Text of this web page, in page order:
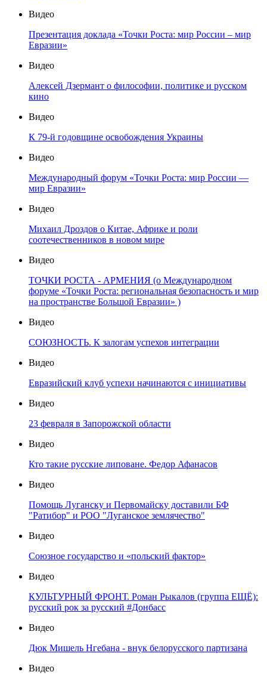
Видео
Презентация доклада «Точки Роста: мир России – мир
Евразии»
Видео
Алексей Дзермант о философии, политике и русском
кино
Видео
К 79-й годовщине освобождения Украины
Видео
Международный форум «Точки Роста: мир России —
мир Евразии»
Видео
Михаил Дроздов о Китае, Африке и роли
соотечественников в новом мире
Видео
ТОЧКИ РОСТА - АРМЕНИЯ (о Международном
форуме «Точки Роста: региональная безопасность и мир
на пространстве Большой Евразии» )
Видео
СОЮЗНОСТЬ. К залогам успехов интеграции
Видео
Евразийский клуб успехи начинаются с инициативы
Видео
23 февраля в Запорожской области
Видео
Кто такие русские липоване. Федор Афанасов
Видео
Помощь Луганску и Первомайску доставили БФ
"Ратибор" и РОО "Луганское землячество"
Видео
Союзное государство и «польский фактор»
Видео
КУЛЬТУРНЫЙ ФРОНТ. Роман Рыкалов (группа ЕЩЁ):
русский рок за русский #Донбасс
Видео
Дюк Мишель Нгебана - внук белорусского партизана
Видео